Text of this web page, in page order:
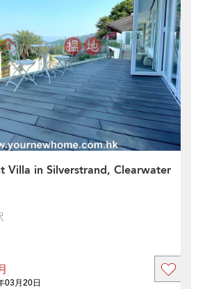
Villa in Silverstrand, Clearwater
03月20日